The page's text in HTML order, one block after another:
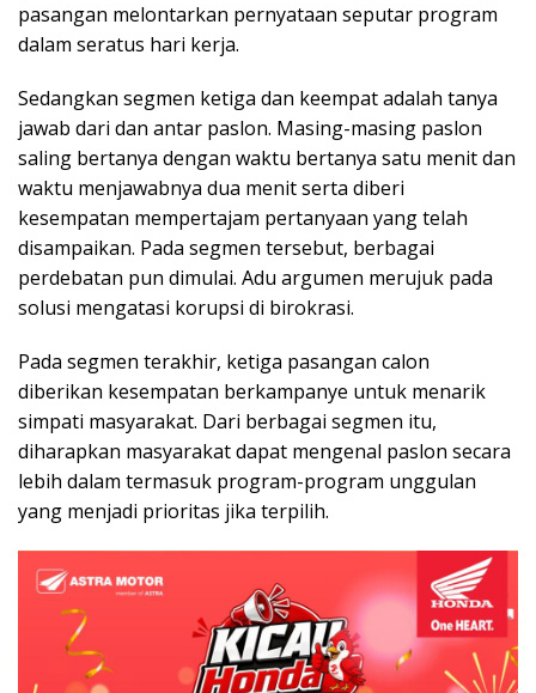
pasangan melontarkan pernyataan seputar program
dalam seratus hari kerja.
Sedangkan segmen ketiga dan keempat adalah tanya
jawab dari dan antar paslon. Masing-masing paslon
saling bertanya dengan waktu bertanya satu menit dan
waktu menjawabnya dua menit serta diberi
kesempatan mempertajam pertanyaan yang telah
disampaikan. Pada segmen tersebut, berbagai
perdebatan pun dimulai. Adu argumen merujuk pada
solusi mengatasi korupsi di birokrasi.
Pada segmen terakhir, ketiga pasangan calon
diberikan kesempatan berkampanye untuk menarik
simpati masyarakat. Dari berbagai segmen itu,
diharapkan masyarakat dapat mengenal paslon secara
lebih dalam termasuk program-program unggulan
yang menjadi prioritas jika terpilih.